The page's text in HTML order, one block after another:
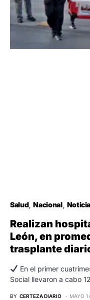
Salud Nacional
Realizan
León, en
trasplante
En el primer
Social llevaron a cabo
BY CERTEZA DIARIO MAYO